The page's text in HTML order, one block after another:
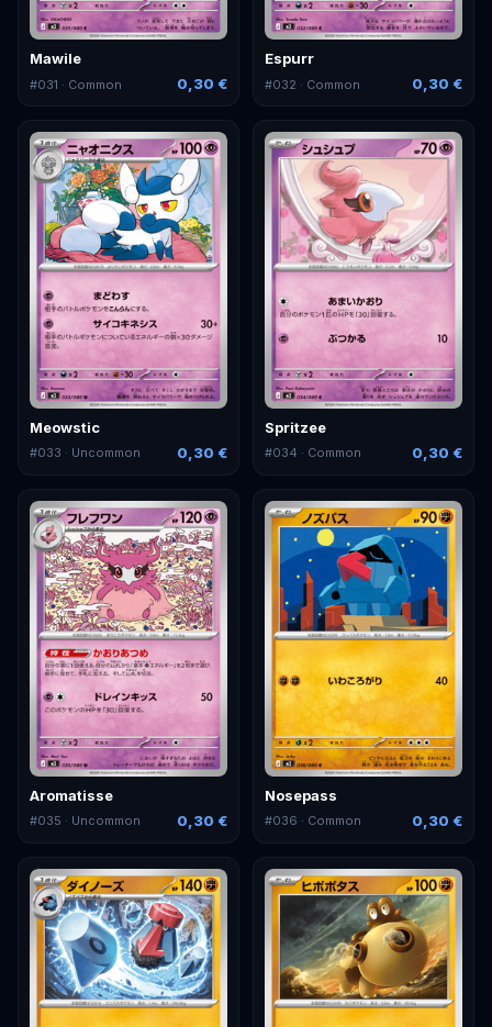
Mawile
#031 · Common 0,30 €
Espurr
#032 · Common 0,30 €
Meowstic
#033 · Uncommon 0,30 €
Spritzee
#034 · Common 0,30 €
Aromatisse
#035 · Uncommon 0,30 €
Nosepass
#036 · Common 0,30 €